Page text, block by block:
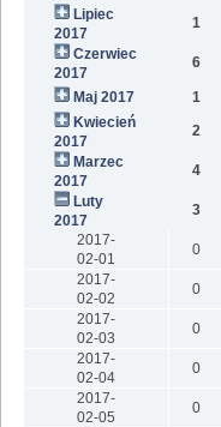
Lipiec
2017
1
Czerwiec
2017
6
Maj 2017 1
Kwiecień
2017
2
Marzec
2017
4
Luty
2017
3
2017-
02-01
0
2017-
02-02
0
2017-
02-03
0
2017-
02-04
0
2017-
02-05
0